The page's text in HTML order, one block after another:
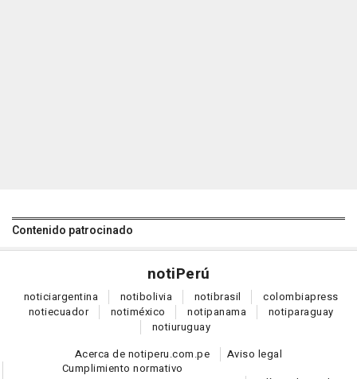
Contenido patrocinado
notiPerú
noticiargentina notibolivia notibrasil colombiapress
notiecuador notiméxico notipanama notiparaguay
notiuruguay
Acerca de notiperu.com.pe
Aviso legal
Cumplimiento normativo